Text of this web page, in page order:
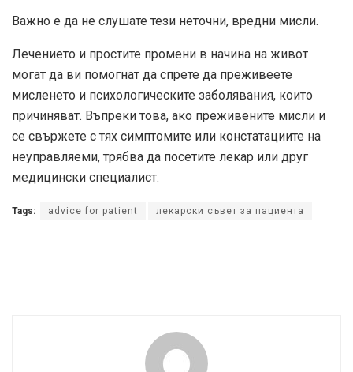
Важно е да не слушате тези неточни, вредни мисли.
Лечението и простите промени в начина на живот
могат да ви помогнат да спрете да преживеете
мисленето и психологическите заболявания, които
причиняват. Въпреки това, ако преживените мисли и
се свържете с тях симптомите или констатациите на
неуправляеми, трябва да посетите лекар или друг
медицински специалист.
Tags: advice for patient лекарски съвет за пациента